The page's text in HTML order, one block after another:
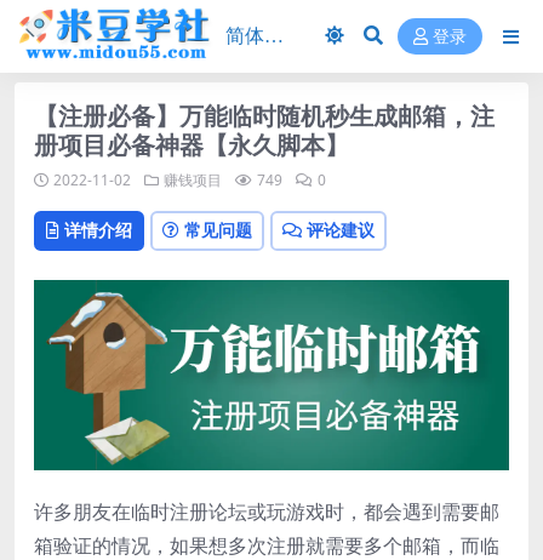
登录
【注册必备】万能临时随机秒生成邮箱，注
册项目必备神器【永久脚本】
2022-11-02 赚钱项目 749 0
详情介绍 常见问题 评论建议
许多朋友在临时注册论坛或玩游戏时，都会遇到需要邮
箱验证的情况，如果想多次注册就需要多个邮箱，而临